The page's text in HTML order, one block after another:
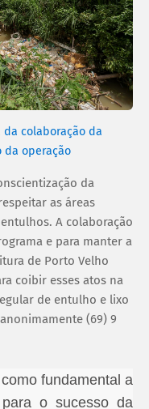
colaboração da
da operação
da
as áreas
A colaboração
e para manter a
de Porto Velho
coibir esses atos na
de entulho e lixo
(69) 9
fundamental a
o sucesso da